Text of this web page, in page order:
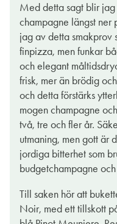
Med detta sagt blir
champagne längst
jag av detta smakprov
finpizza, men funkar
och elegant
frisk, mer än brödig
och detta förstärks
mogen champagne
två, tre och fler år.
utmaning, men gott är
jordiga bitterhet som
budgetchampagne
Till saken hör att
Noir, med ett tillskott